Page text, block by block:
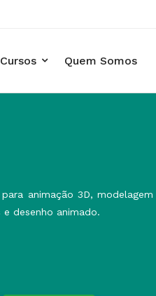
Cursos Quem Somos
animação 3D,
desenho animado.